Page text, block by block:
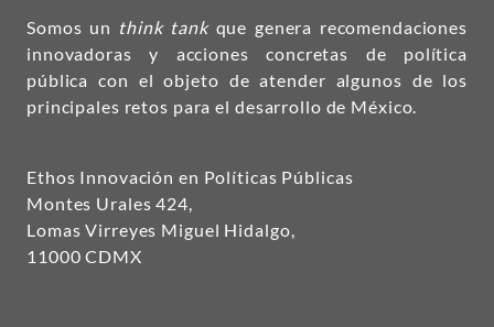
Somos un think tankque genera recomendaciones
innovadoras y acciones concretas de política
pública con el objeto de atender algunos de los
principales retos para el desarrollo de México.
Ethos Innovación en Políticas Públicas
Montes Urales 424,
Lomas Virreyes Miguel Hidalgo,
11000 CDMX